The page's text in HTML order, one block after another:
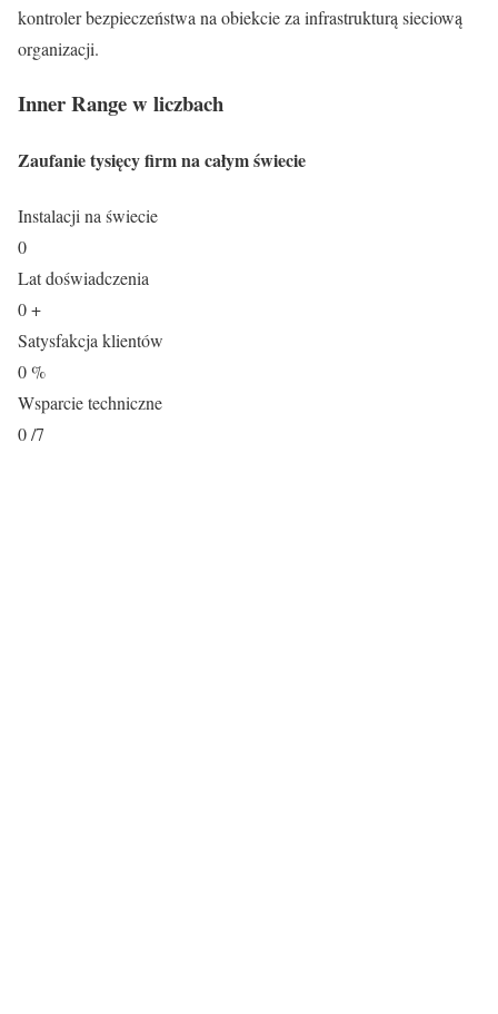
kontroler bezpieczeństwa na obiekcie za infrastrukturą sieciową
organizacji.
Inner Range w liczbach
Zaufanie tysięcy firm na całym świecie
Instalacji na świecie
0
Lat doświadczenia
0+
Satysfakcja klientów
0%
Wsparcie techniczne
0/7